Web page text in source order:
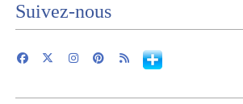
Suivez-nous